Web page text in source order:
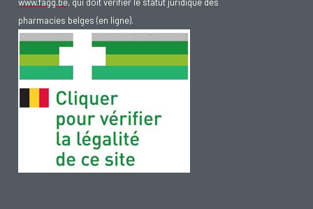
www.fagg.be, qui doit vérifier le statut juridique des
pharmacies belges (en ligne).